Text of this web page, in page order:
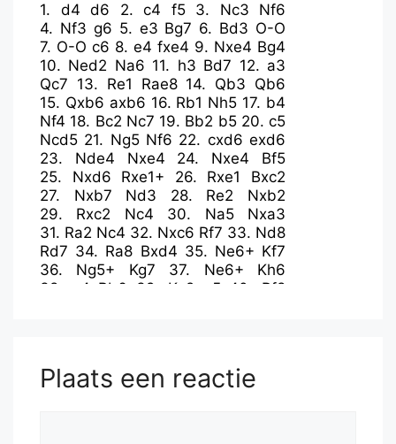
1. d4 d6 2. c4 f5 3. Nc3
Nf6
4. Nf3 g6 5. e3 Bg7 6. Bd3 O-O
7. O-O c6 8. e4 fxe4 9. Nxe4 Bg4
10. Ned2 Na6 11. h3 Bd7 12. a3
Qc7 13. Re1 Rae8 14. Qb3 Qb6
15. Qxb6 axb6 16. Rb1 Nh5 17. b4
Nf4 18. Bc2 Nc7 19. Bb2 b5 20. c5
Ncd5 21. Ng5 Nf6 22. cxd6 exd6
23. Nde4 Nxe4 24. Nxe4
Bf5
25. Nxd6 Rxe1+ 26. Rxe1
Bxc2
27. Nxb7 Nd3 28. Re2
Nxb2
29. Rxc2 Nc4 30. Na5
Nxa3
31. Ra2 Nc4 32. Nxc6 Rf7 33. Nd8
Rd7 34. Ra8 Bxd4 35. Ne6+ Kf7
36. Ng5+ Kg7 37. Ne6+
Kh6
38.
g4 Bb6 39. Kg2 g5 40. Rf8
51.hxg5 hxg5 52. f4
Plaats een reactie